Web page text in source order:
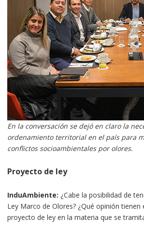
En la conversación se dejó en claro la
ordenamiento territorial en el país para
conflictos socioambientales por olores.
Proyecto de ley
InduAmbiente: ¿Cabe la posibilidad de
Ley Marco de Olores? ¿Qué opinión tienen
proyecto de ley en la materia que se